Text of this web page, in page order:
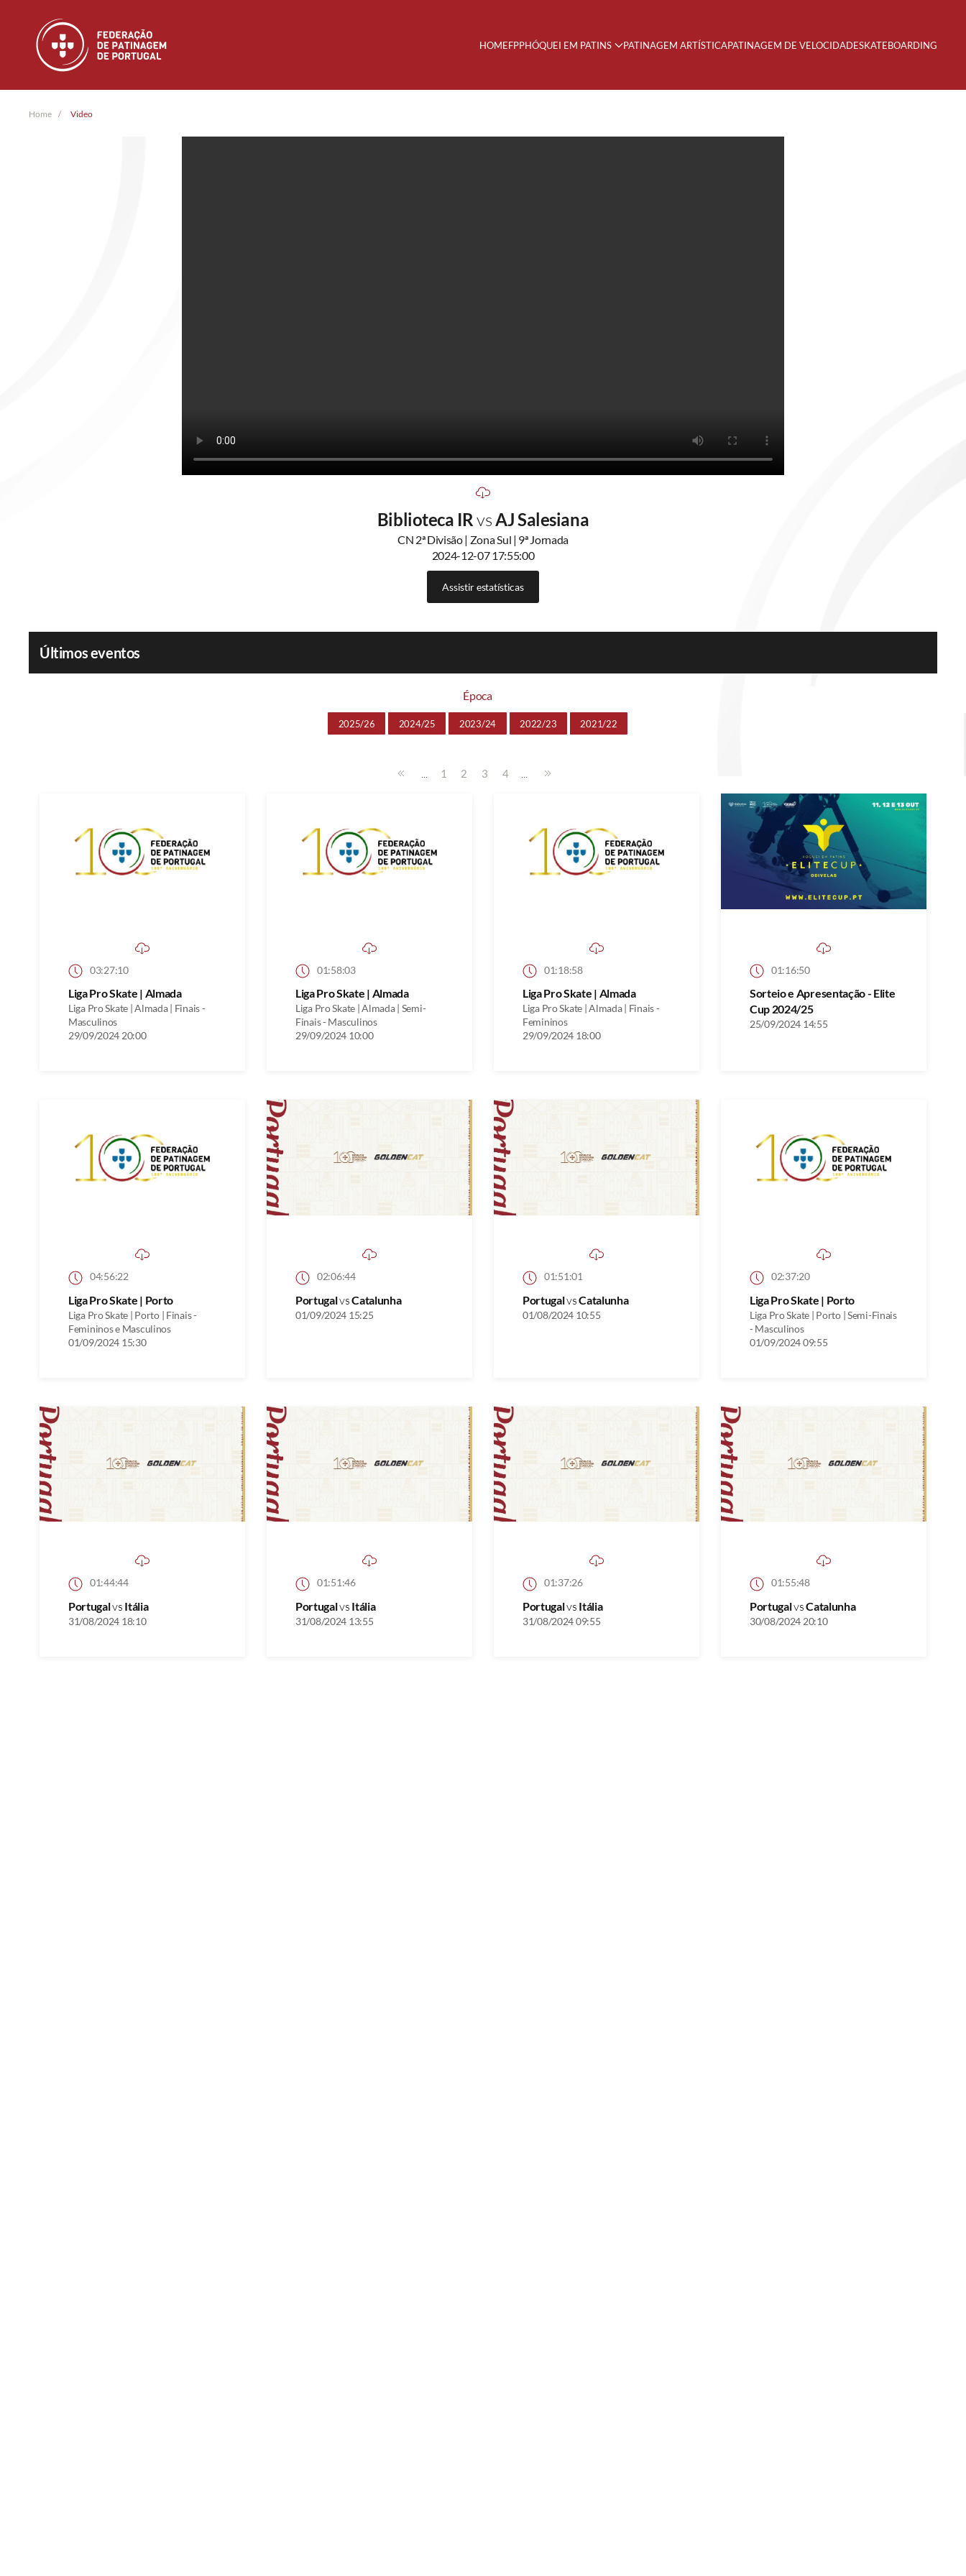
Skip to main content HOMEFPPHÓQUEI EM PATINS PATINAGEM ARTÍSTICAPATINAGEM DE VELOCIDADESKATEBOARDING
Home Video
Biblioteca IRvsAJ Salesiana
CN 2ª Divisão | Zona Sul | 9ª Jornada
2024-12-07 17:55:00
Assistir estatísticas
Últimos eventos
Época
2025/26 2024/25 2023/24 2022/23 2021/22
... 1 2 3 4 ...
03:27:10
Liga Pro Skate | Almada
Liga Pro Skate | Almada | Finais -
Masculinos
29/09/2024 20:00
01:58:03
Liga Pro Skate | Almada
Liga Pro Skate | Almada | Semi-
Finais - Masculinos
29/09/2024 10:00
01:18:58
Liga Pro Skate | Almada
Liga Pro Skate | Almada | Finais -
Femininos
29/09/2024 18:00
01:16:50
Sorteio e Apresentação - Elite
Cup 2024/25
25/09/2024 14:55
04:56:22
Liga Pro Skate | Porto
Liga Pro Skate | Porto | Finais -
Femininos e Masculinos
01/09/2024 15:30
02:06:44
PortugalvsCatalunha
01/09/2024 15:25
01:51:01
PortugalvsCatalunha
01/08/2024 10:55
02:37:20
Liga Pro Skate | Porto
Liga Pro Skate | Porto | Semi-Finais
- Masculinos
01/09/2024 09:55
01:44:44
Portugalvs Itália
31/08/2024 18:10
01:51:46
Portugalvs Itália
31/08/2024 13:55
01:37:26
Portugalvs Itália
31/08/2024 09:55
01:55:48
PortugalvsCatalunha
30/08/2024 20:10